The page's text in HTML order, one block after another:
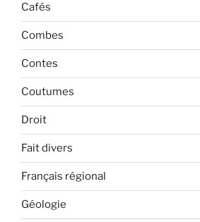
Cafés
Combes
Contes
Coutumes
Droit
Fait divers
Français régional
Géologie